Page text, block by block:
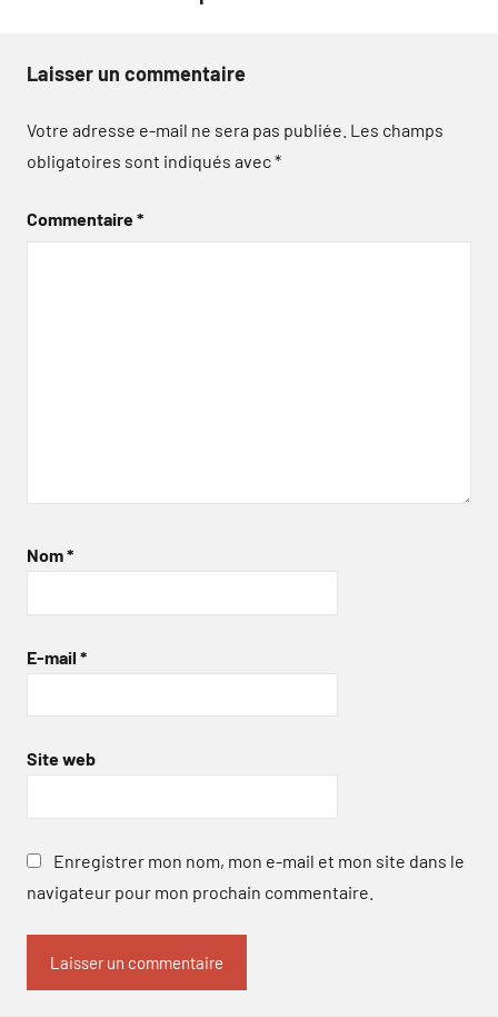
Laisser un commentaire
Votre adresse e-mail ne sera pas publiée. Les champs
obligatoires sont indiqués avec*
Commentaire*
Nom*
E-mail *
Site web
Enregistrer mon nom, mon e-mail et mon site dans le
navigateur pour mon prochain commentaire.